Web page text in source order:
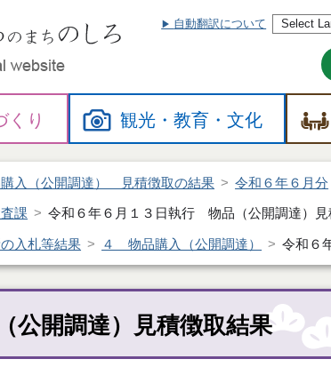
自動翻訳について
くり 観光・教育・文化
入（公開調達） 見積徴取の結果 令和６年６月分
課 令和６年６月１３日執行 物品（公開調達）見
入札等結果 ４ 物品購入（公開調達） 令和６
開調達）見積徴取結果